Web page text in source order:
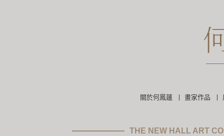
關於何鳳蓮 畫家作品
THE NEW HALL ART